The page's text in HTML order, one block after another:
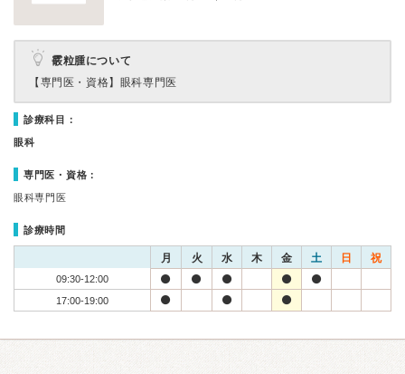
霰粒腫について
【専門医・資格】 眼科専門医
診療科目：
眼科
専門医・資格：
眼科専門医
診療時間
月 火 水 木 金 土 日 祝
09:30-12:00
17:00-19:00